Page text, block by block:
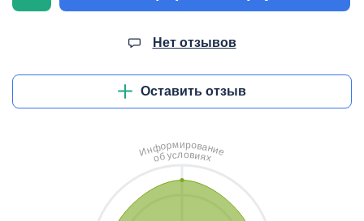
Нет отзывов
Оставить отзыв
Информирование
обусловиях